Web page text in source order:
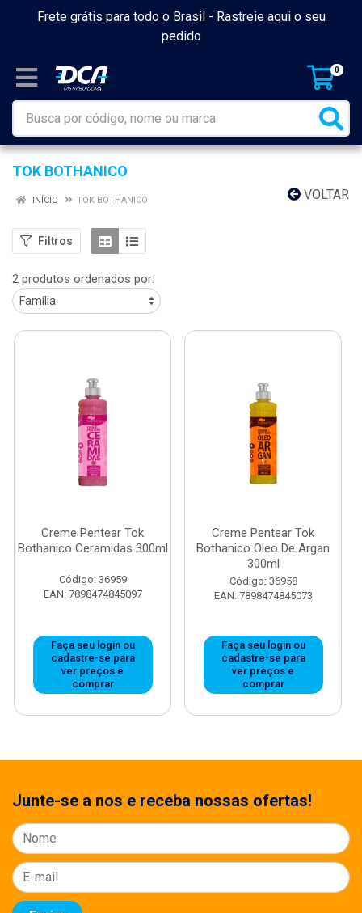
Frete grátis para todo o Brasil - Rastreie aqui o seu
pedido
0
TOK BOTHANICO
VOLTAR
INÍCIO TOK BOTHANICO
Filtros
2 produtos ordenados por:
Creme Pentear Tok
Bothanico Ceramidas 300ml
Código: 36959
EAN: 7898474845097
Faça seu login ou
cadastre-se para
ver preços e
comprar
Creme Pentear Tok
Bothanico Oleo De Argan
300ml
Código: 36958
EAN: 7898474845073
Faça seu login ou
cadastre-se para
ver preços e
comprar
Junte-se a nos e receba nossas ofertas!